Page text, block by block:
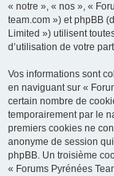
« notre », « nos », «
team.com ») et phpBB
Limited ») utilisent
d’utilisation de votre
Vos informations sont
en naviguant sur «
certain nombre de
temporairement par le
premiers cookies ne
anonyme de session
phpBB. Un troisième
« Forums Pyrénées